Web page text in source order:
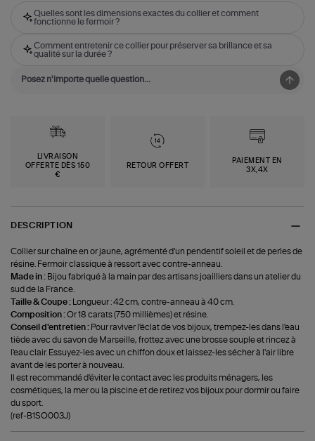
Quelles sont les dimensions exactes du collier et comment
fonctionne le fermoir ?
Comment entretenir ce collier pour préserver sa brillance et sa
qualité sur la durée ?
LIVRAISON
OFFERTE DÈS 150
€
RETOUR OFFERT
PAIEMENT EN
3X,4X
DESCRIPTION
Collier sur chaîne en or jaune, agrémenté d'un pendentif soleil et de perles de
résine. Fermoir classique à ressort avec contre-anneau.
Made in : Bijou fabriqué à la main par des artisans joailliers dans un atelier du
sud de la France.
Taille & Coupe :
Longueur : 42 cm, contre-anneau à 40 cm.
Composition :Or 18 carats (750 millièmes) et résine.
Conseil d'entretien : Pour raviver l'éclat de vos bijoux, trempez-les dans l'eau
tiède avec du savon de Marseille, frottez avec une brosse souple et rincez à
l'eau clair. Essuyez-les avec un chiffon doux et laissez-les sécher à l'air libre
avant de les porter à nouveau.
Il est recommandé d'éviter le contact avec les produits ménagers, les
cosmétiques, la mer ou la piscine et de retirez vos bijoux pour dormir ou faire
du sport.
(ref-B1SO003J)